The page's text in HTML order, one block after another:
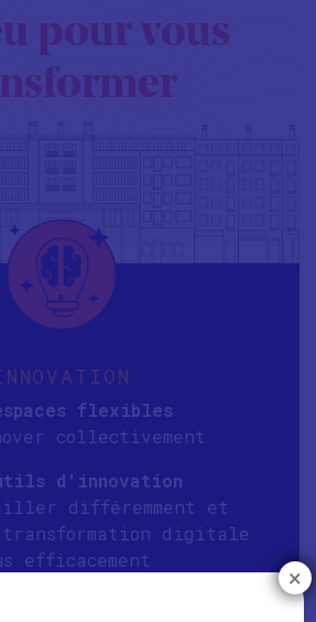
pour vous
flexibles
collectivement
d’innovation
différemment et
digitale
efficacement
×